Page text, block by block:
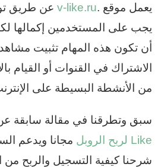
يعمل موقع .v-like.ru عن طريق
يجب على المستخدمين إكمالها
أن تكون هذه المهام تثبيت
الاشتراك في القنوات أو القيام
من الأنشطة البسيطة على
سبق وتطرقنا في مقالة سابقة
Like لربح الروبل
مجانا ويدعم
شرحنا كيفية التسجيل والربح